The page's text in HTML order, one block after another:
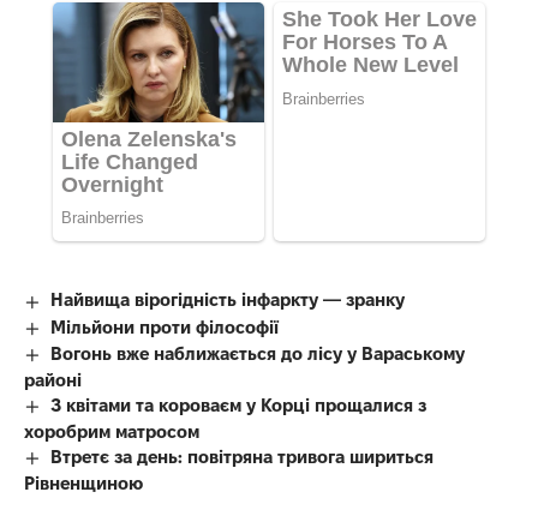
Найвища вірогідність інфаркту — зранку
Мільйони проти філософії
Вогонь вже наближається до лісу у Вараському
районі
З квітами та короваєм у Корці прощалися з
хоробрим матросом
Втретє за день: повітряна тривога шириться
Рівненщиною